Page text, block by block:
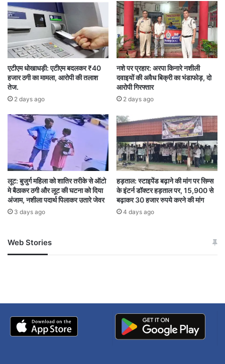
एटीएम धोखाधड़ी: एटीएम बदलकर ₹40
हजार ठगी का मामला, आरोपी की तलाश
तेज.
2 days ago
नशे पर प्रहार: अरपा किनारे नशीली
दवाइयों की अवैध बिक्री का भंडाफोड़, दो
आरोपी गिरफ्तार
2 days ago
लूट: बुजुर्ग महिला को शातिर तरीके से ऑटो
मे बैठाकर ठगी और लूट की घटना को दिया
अंजाम, नशीला पदार्थ पिलाकर उतारे जेवर
3 days ago
हड़ताल: स्टाइपेंड बढ़ाने की मांग पर सिम्स
के इंटर्न डॉक्टर हड़ताल पर, 15,900 से
बढ़ाकर 30 हजार रुपये करने की मांग
4 days ago
Web Stories
जम्मू-कश्मीर में बारिश से
अपडेट
खाई में धक्का… आरोपियों ने